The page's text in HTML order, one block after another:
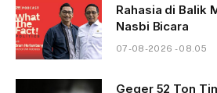
Rahasia di Balik
Nasbi Bicara
07-08-2026 - 08.05
Geger 52 Ton